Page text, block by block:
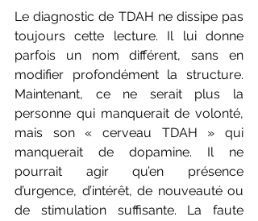
Le diagnostic de TDAH ne dissipe pas
toujours cette lecture. Il lui donne
parfois un nom différent, sans en
modifier profondément la structure.
Maintenant, ce ne serait plus la
personne qui manquerait de volonté,
mais son « cerveau TDAH » qui
manquerait de dopamine. Il ne
pourrait agir qu’en présence
d’urgence, d’intérêt, de nouveauté ou
de stimulation suffisante. La faute